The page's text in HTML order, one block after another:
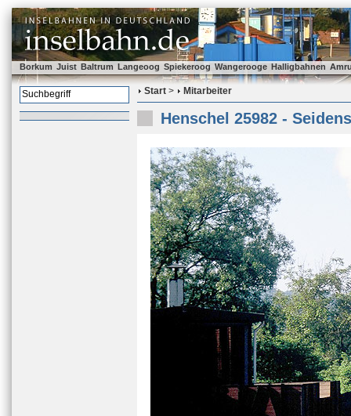
Borkum Juist Baltrum Langeoog Spiekeroog Wangerooge Halligbahnen
Start > Mitarbeiter
Henschel 25982 -